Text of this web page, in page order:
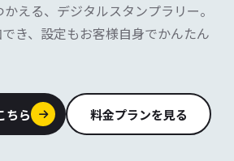
える、デジタルスタンプラリー。
き、設定もお客様自身でかんたん
ちら 料金プランを見る